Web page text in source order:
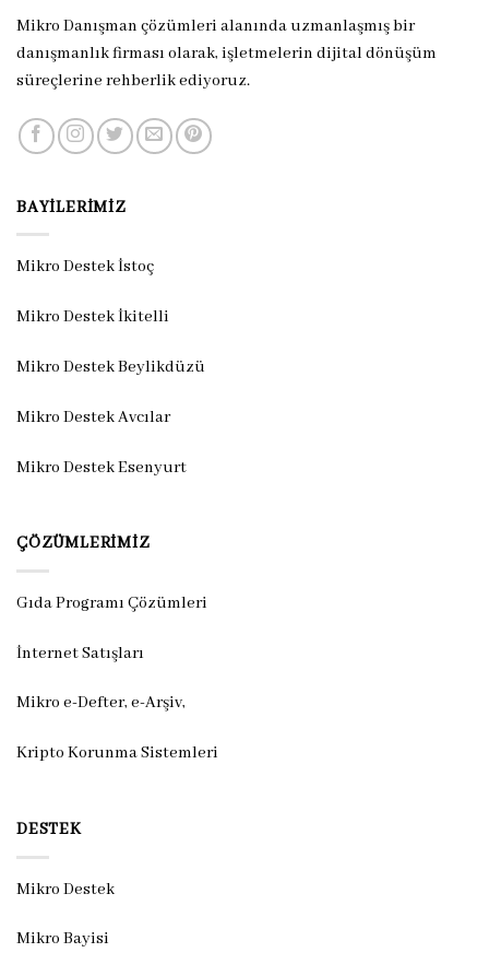
Mikro Danışman çözümleri alanında uzmanlaşmış bir
danışmanlık firması olarak, işletmelerin dijital dönüşüm
süreçlerine rehberlik ediyoruz.
BAYILERIMIZ
Mikro Destek İstoç
Mikro Destek İkitelli
Mikro Destek Beylikdüzü
Mikro Destek Avcılar
Mikro Destek Esenyurt
ÇÖZÜMLERIMIZ
Gıda Programı Çözümleri
İnternet Satışları
Mikro e-Defter, e-Arşiv,
Kripto Korunma Sistemleri
DESTEK
Mikro Destek
Mikro Bayisi